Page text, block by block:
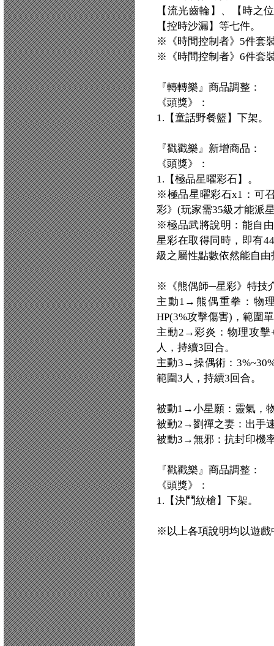
【流光齒輪】、【時之
【控時沙漏】等七件。
※《時間控制者》5件套
※《時間控制者》6件套
『轉轉樂』商品調整：
《頭獎》：
1.【童話野餐籃】下架。
『戳戳樂』新增商品：
《頭獎》：
1.【極品星曜彩石】。
※極品星曜彩石x1：可
彩》(玩家需35級才能派
※極品武將說明：能自
星彩在取得同時，即有
級之屬性點數依然能自由
※《熊偶師─星彩》特技
主動1→熊偶重拳：物
HP(3%攻擊傷害)，範圍
主動2→彩炎：物理攻擊
人，持續3回合。
主動3→操偶術：
範圍3人，持續3回合。
被動1→小星願：靈氣，
被動2→劉禪之妻：出手
被動3→無邪：抗封印機
『戳戳樂』商品調整：
《頭獎》：
1.【決鬥紋槍】下架。
※以上各項說明均以遊戲